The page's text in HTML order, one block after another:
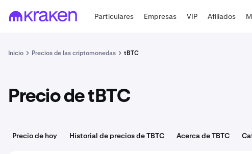
Particulares Empresas VIP Afiliados
Inicio Precios de las criptomonedas tBTC
Precio de tBTC
Precio de hoy Historial de precios de TBTC Acerca de TBTC